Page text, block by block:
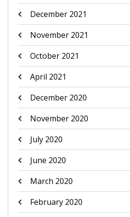
December 2021
November 2021
October 2021
April 2021
December 2020
November 2020
July 2020
June 2020
March 2020
February 2020